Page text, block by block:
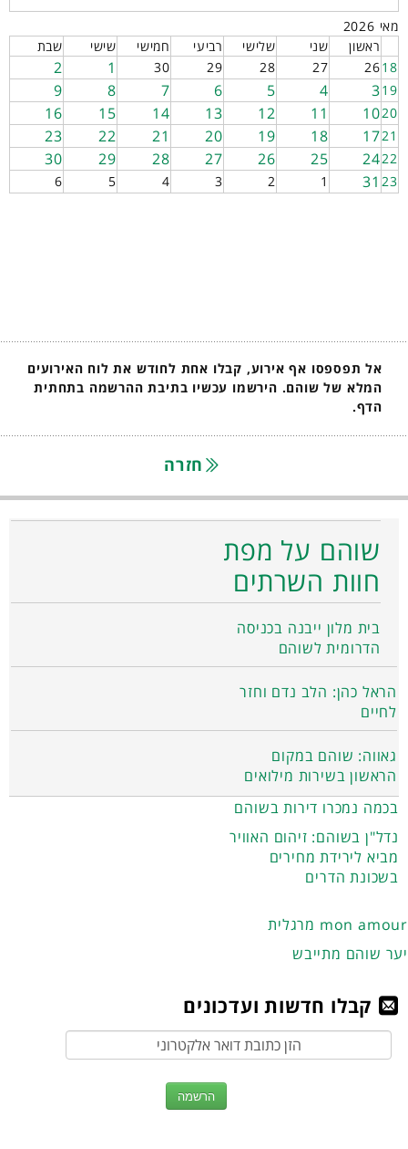
מאי 2026
ראשון
שני שלישי רביעי חמישי שישי
שבת
18
26
27
28
29
30
1
2
19
3
4
5
6
7
8
9
20
10
11
12
13
14
15
16
21
17
18
19
20
21
22
23
22
24
25
26
27
28
29
30
23
31
1
2
3
4
5
6
אל תפספסו אף אירוע, קבלו אחת לחודש את לוח האירועים
המלא של שוהם. הירשמו עכשיו בתיבת ההרשמה בתחתית
הדף.
חזרה
שוהם על מפת
חוות השרתים
בית מלון ייבנה בכניסה
הדרומית לשוהם
הראל כהן: הלב נדם וחזר
לחיים
גאווה: שוהם במקום
הראשון בשירות מילואים
בכמה נמכרו דירות בשוהם
נדל"ן בשוהם: זיהום האוויר
מביא לירידת מחירים
בשכונת הדרים
מרגלית mon amour
יער שוהם מתייבש
קבלו חדשות ועדכונים